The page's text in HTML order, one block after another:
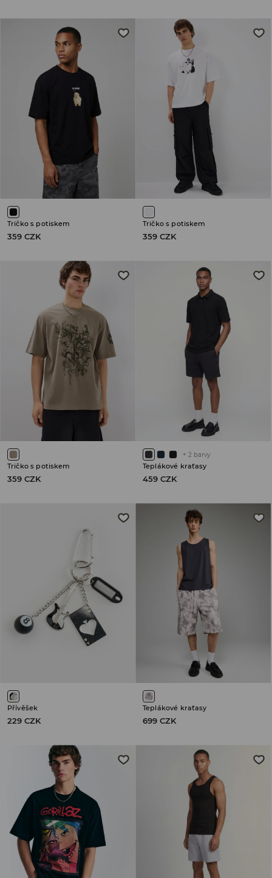
Tričko s potiskem
359 CZK
Tričko s potiskem
359 CZK
Tričko s potiskem
359 CZK
+ 2 barvy
Teplákové kraťasy
459 CZK
Přívěšek
229 CZK
Teplákové kraťasy
699 CZK